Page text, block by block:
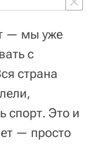
— мы уже
с
страна
спорт. Это и
— просто